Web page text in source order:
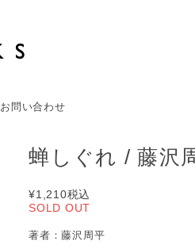
お問い合わせ
蝉しぐれ / 藤沢
¥1,210税込
SOLD OUT
著者：藤沢周平